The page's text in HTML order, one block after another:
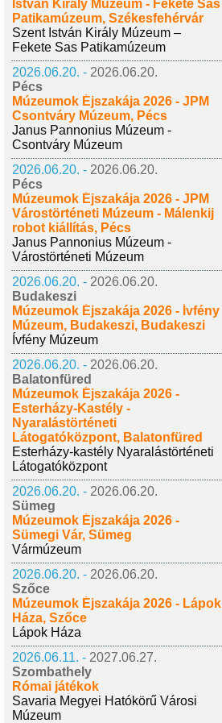
István Király Múzeum - Fekete Sas
Patikamúzeum, Székesfehérvár
Szent István Király Múzeum –
Fekete Sas Patikamúzeum
2026.06.20. - 2026.06.20.
Pécs
Múzeumok Éjszakája 2026 - JPM
Csontváry Múzeum, Pécs
Janus Pannonius Múzeum -
Csontváry Múzeum
2026.06.20. - 2026.06.20.
Pécs
Múzeumok Éjszakája 2026 - JPM
Várostörténeti Múzeum - Málenkij
robot kiállítás, Pécs
Janus Pannonius Múzeum -
Várostörténeti Múzeum
2026.06.20. - 2026.06.20.
Budakeszi
Múzeumok Éjszakája 2026 - Ívfény
Múzeum, Budakeszi, Budakeszi
Ívfény Múzeum
2026.06.20. - 2026.06.20.
Balatonfüred
Múzeumok Éjszakája 2026 -
Esterházy-Kastély -
Nyaralástörténeti
Látogatóközpont, Balatonfüred
Esterházy-kastély Nyaralástörténeti
Látogatóközpont
2026.06.20. - 2026.06.20.
Sümeg
Múzeumok Éjszakája 2026 -
Sümegi Vár, Sümeg
Vármúzeum
2026.06.20. - 2026.06.20.
Szőce
Múzeumok Éjszakája 2026 - Lápok
Háza, Szőce
Lápok Háza
2026.06.11. - 2027.06.27.
Szombathely
Római játékok
Savaria Megyei Hatókörű Városi
Múzeum